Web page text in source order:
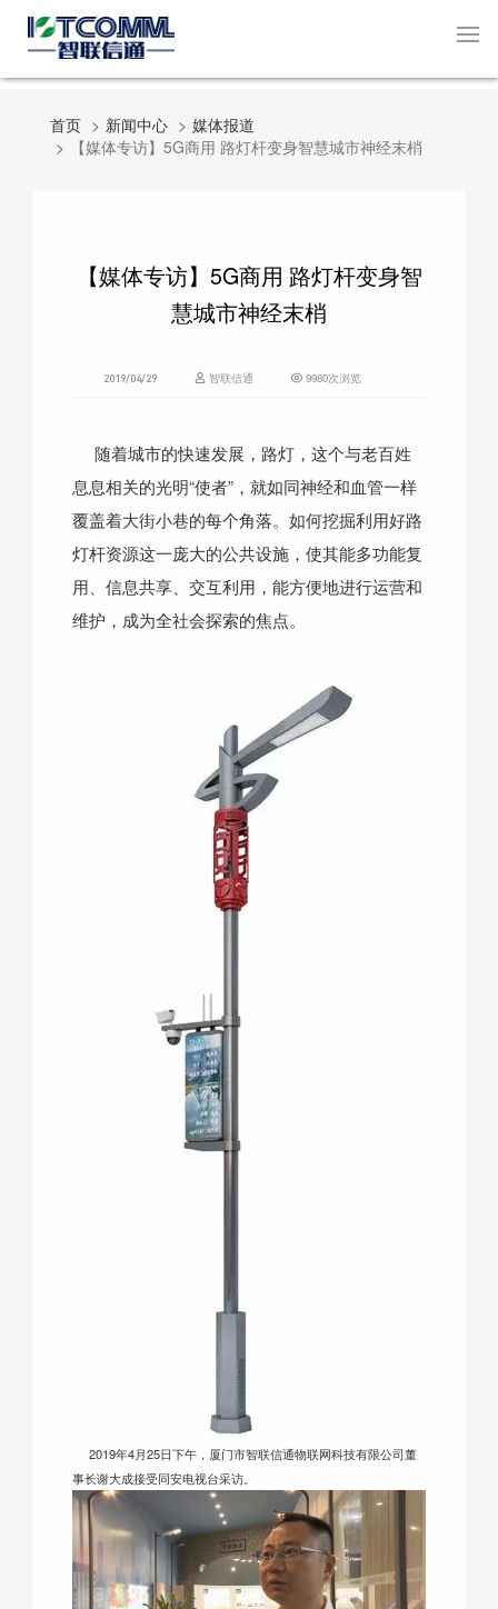
首页 新闻中心
媒体报道
【媒体专访】5G商用 路灯杆变身智慧城市神经末梢
【媒体专访】5G商用 路灯杆变身智
慧城市神经末梢
2019/04/29 智联信通 9980次浏览
随着城市的快速发展，路灯，这个与老百姓
息息相关的光明“使者”，就如同神经和血管一样
覆盖着大街小巷的每个角落。如何挖掘利用好路
灯杆资源这一庞大的公共设施，使其能多功能复
用、信息共享、交互利用，能方便地进行运营和
维护，成为全社会探索的焦点。
2019年4月25日下午，厦门市智联信通物联网科技有限公司董
事长谢大成接受同安电视台采访。